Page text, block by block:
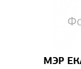
МЭР